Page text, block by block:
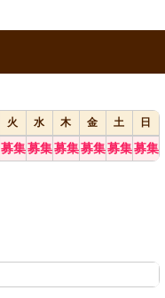
火 水 木 金 土
日
募集募集募集募集募集募集